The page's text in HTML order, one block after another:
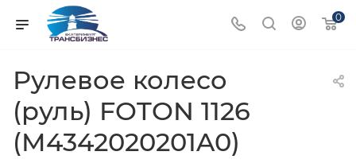
0
Рулевое колесо
(руль) FOTON 1126
(M4342020201A0)